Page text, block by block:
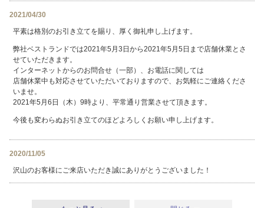
2021/04/30
平素は格別のお引き立てを賜り、厚く御礼申し上げます。
弊社ベストランドでは2021年5月3日から2021年5月5日まで店舗休業とさ
せていただきます。
インターネットからのお問合せ（一部）、お電話に関しては
店舗休業中も対応させていただいておりますので、お気軽にご連絡くださ
いませ。
2021年5月6日（木）9時より、平常通り営業させて頂きます。
今後も変わらぬお引き立てのほどよろしくお願い申し上げます。
2020/11/05
沢山のお客様にご来店いただき誠にありがとうございました！